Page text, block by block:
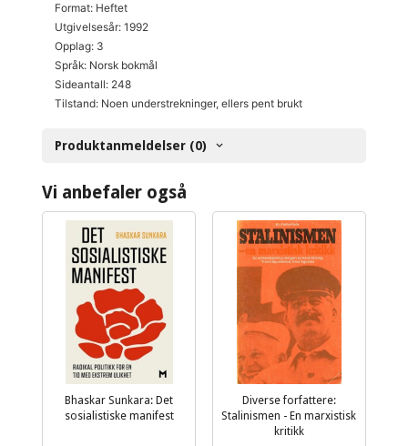
Format: Heftet
Utgivelsesår: 1992
Opplag: 3
Språk: Norsk bokmål
Sideantall: 248
Tilstand: Noen understrekninger, ellers pent brukt
Produktanmeldelser (0)
Vi anbefaler også
Bhaskar Sunkara: Det
sosialistiske manifest
Diverse forfattere:
Stalinismen - En marxistisk
kritikk